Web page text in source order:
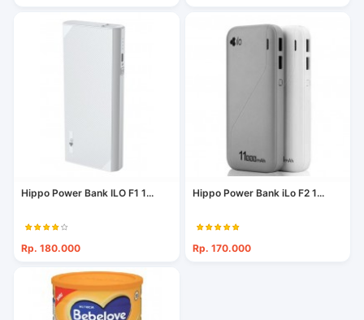
Hippo Power Bank ILO F1 1...
Rp. 180.000
Hippo Power Bank iLo F2 1...
Rp. 170.000